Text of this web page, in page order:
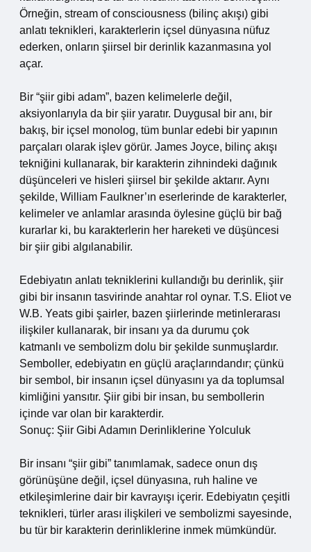
Örneğin, stream of consciousness (bilinç akışı) gibi
anlatı teknikleri, karakterlerin içsel dünyasına nüfuz
ederken, onların şiirsel bir derinlik kazanmasına yol
açar.
Bir “şiir gibi adam”, bazen kelimelerle değil,
aksiyonlarıyla da bir şiir yaratır. Duygusal bir anı, bir
bakış, bir içsel monolog, tüm bunlar edebi bir yapının
parçaları olarak işlev görür. James Joyce, bilinç akışı
tekniğini kullanarak, bir karakterin zihnindeki dağınık
düşünceleri ve hisleri şiirsel bir şekilde aktarır. Aynı
şekilde, William Faulkner’ın eserlerinde de karakterler,
kelimeler ve anlamlar arasında öylesine güçlü bir bağ
kurarlar ki, bu karakterlerin her hareketi ve düşüncesi
bir şiir gibi algılanabilir.
Edebiyatın anlatı tekniklerini kullandığı bu derinlik, şiir
gibi bir insanın tasvirinde anahtar rol oynar. T.S. Eliot ve
W.B. Yeats gibi şairler, bazen şiirlerinde metinlerarası
ilişkiler kullanarak, bir insanı ya da durumu çok
katmanlı ve sembolizm dolu bir şekilde sunmuşlardır.
Semboller, edebiyatın en güçlü araçlarındandır; çünkü
bir sembol, bir insanın içsel dünyasını ya da toplumsal
kimliğini yansıtır. Şiir gibi bir insan, bu sembollerin
içinde var olan bir karakterdir.
Sonuç: Şiir Gibi Adamın Derinliklerine Yolculuk
Bir insanı “şiir gibi” tanımlamak, sadece onun dış
görünüşüne değil, içsel dünyasına, ruh haline ve
etkileşimlerine dair bir kavrayışı içerir. Edebiyatın çeşitli
teknikleri, türler arası ilişkileri ve sembolizmi sayesinde,
bu tür bir karakterin derinliklerine inmek mümkündür.